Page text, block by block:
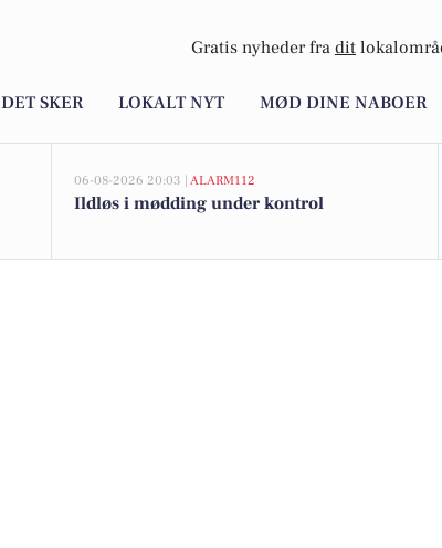
Gratis nyheder fra dit
DET SKER LOKALT NYT MØD DINE NABOER
06-08-2026 20:03 | ALARM112
Ildløs i mødding under kontrol